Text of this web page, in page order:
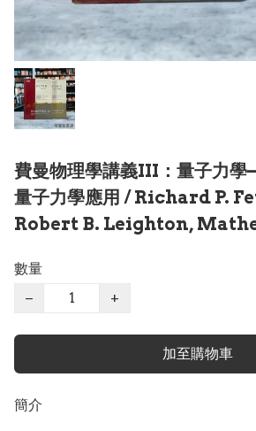
費曼物理學講義III：量子力學
量子力學應用 / Richard P.
Robert B. Leighton,
數量
−
+
加至購物車
簡介